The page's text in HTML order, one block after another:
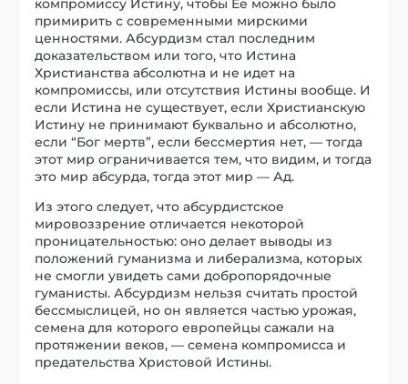
компромиссу Истину, чтобы Ее можно было
примирить с современными мирскими
ценностями. Абсурдизм стал последним
доказательством или того, что Истина
Христианства абсолютна и не идет на
компромиссы, или отсутствия Истины вообще. И
если Истина не существует, если Христианскую
Истину не принимают буквально и абсолютно,
если “Бог мертв”, если бессмертия нет, — тогда
этот мир ограничивается тем, что видим, и тогда
это мир абсурда, тогда этот мир — Ад.
Из этого следует, что абсурдистское
мировоззрение отличается некоторой
проницательностью: оно делает выводы из
положений гуманизма и либерализма, которых
не смогли увидеть сами добропорядочные
гуманисты. Абсурдизм нельзя считать простой
бессмыслицей, но он является частью урожая,
семена для которого европейцы сажали на
протяжении веков, — семена компромисса и
предательства Христовой Истины.